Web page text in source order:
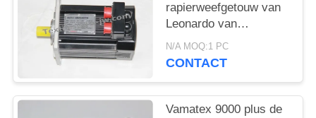
rapierweefgetouw van
Leonardo van
motorenvamatex
vervangstukken
N/A MOQ:1 PC
CONTACT
Vamatex 9000 plus de